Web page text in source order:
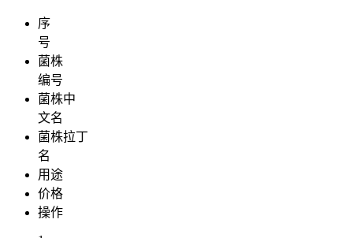
序
号
菌株
编号
菌株中
文名
菌株拉丁
名
用途
价格
操作